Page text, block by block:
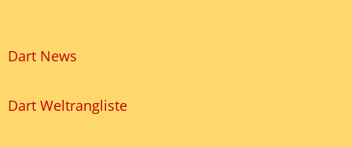
Dart News
Dart Weltrangliste